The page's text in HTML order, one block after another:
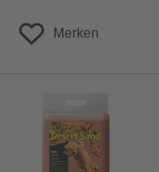
Merken